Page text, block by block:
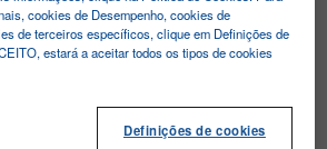
cookies de Desempenho, cookies de
de terceiros específicos, clique em Definições de
estará a aceitar todos os tipos de cookies
Definições de cookies